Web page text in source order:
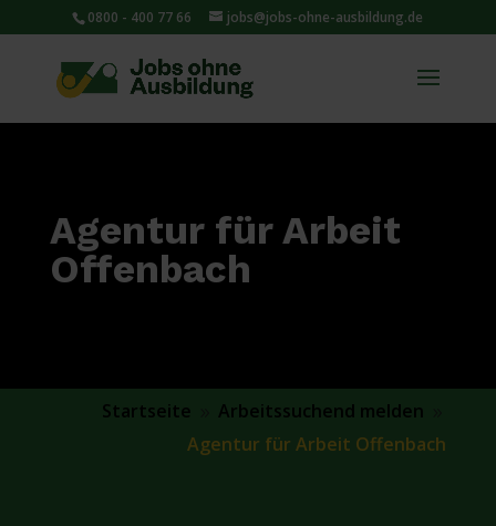
0800 - 400 77 66 jobs@jobs-ohne-ausbildung.de
Agentur für Arbeit
Offenbach
Startseite Arbeitssuchend melden
Agentur für Arbeit Offenbach